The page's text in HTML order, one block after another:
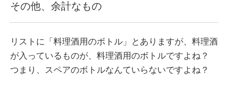
その他、余計なもの
リストに「料理酒用のボトル」とありますが、料理酒
が入っているものが、料理酒用のボトルですよね？
つまり、スペアのボトルなんていらないですよね？